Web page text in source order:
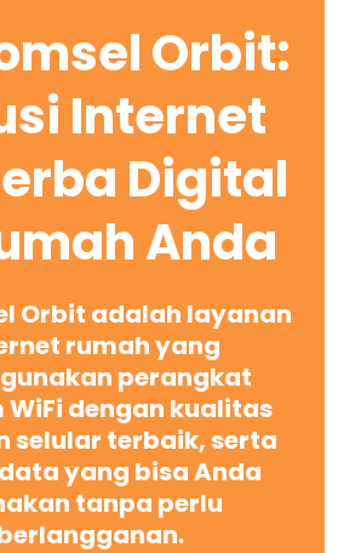
Orbit:
Internet
Digital
Anda
Orbit adalah layanan
rumah yang
perangkat
WiFi dengan kualitas
selular terbaik, serta
yang bisa Anda
tanpa perlu